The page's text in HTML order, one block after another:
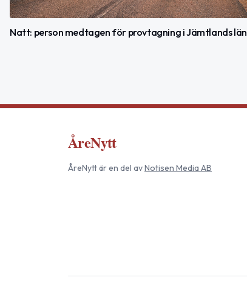
Natt: person medtagen för provtagning i Jämtlands län
ÅreNytt
ÅreNyttär en del avNotisen Media AB